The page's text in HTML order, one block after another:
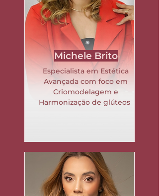
Michele Brito
Especialista em Estética
Avançada com foco em
Criomodelagem e
Harmonização de glúteos